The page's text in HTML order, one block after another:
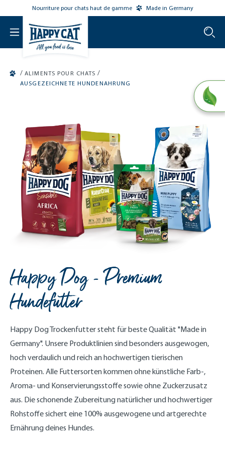
main contentNourriture pour chats haut de gamme Made in Germany
/ ALIMENTS POUR CHATS /
AUSGEZEICHNETE HUNDENAHRUNG
Happy Dog - Premium
Hundefutter
Happy Dog Trockenfutter steht für beste Qualität "Made in
Germany". Unsere Produktlinien sind besonders ausgewogen,
hoch verdaulich und reich an hochwertigen tierischen
Proteinen. Alle Futtersorten kommen ohne künstliche Farb-,
Aroma- und Konservierungsstoffe sowie ohne Zuckerzusatz
aus. Die schonende Zubereitung natürlicher und hochwertiger
Rohstoffe sichert eine 100% ausgewogene und artgerechte
Ernährung deines Hundes.